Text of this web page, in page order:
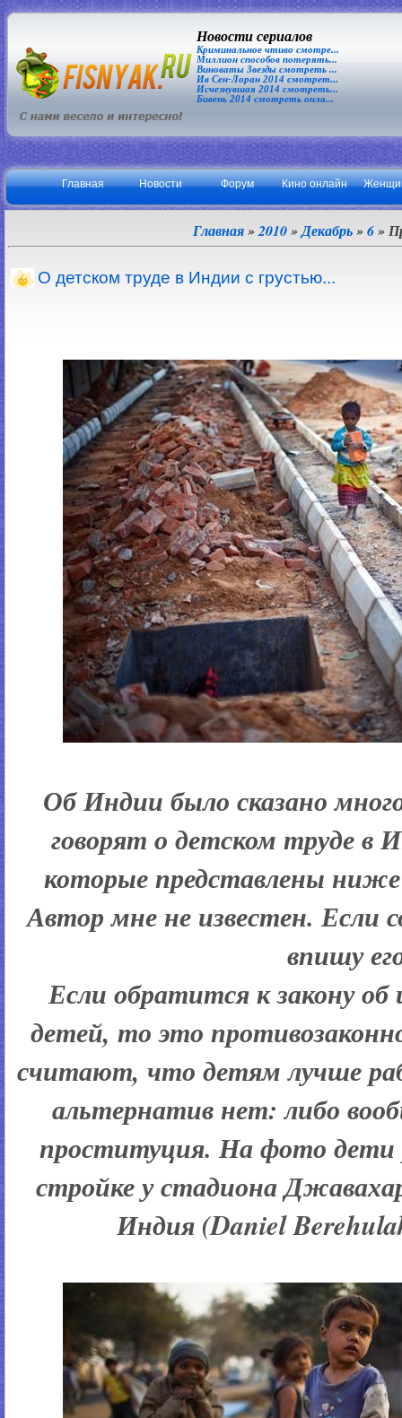
Новости сериалов
Криминальное чтиво смотре...
Миллион способов потерять...
Виноваты Звезды смотреть ...
Ив Сен-Лоран 2014 смотрет...
Исчезнувшая 2014 смотреть...
Бивень 2014 смотреть онла...
Главная Новости Форум Кино онлайн
Главная»2010»Декабрь»6»
О детском труде в Индии с грустью...
Об Индии было сказано
говорят о детском труде
которые представлены
Автор мне не известен. Если
впишу
Если обратится к закону об
детей, то это
считают, что детям лучше
альтернатив нет: либо
проституция. На фото дети
стройке у стадиона
Индия (Daniel